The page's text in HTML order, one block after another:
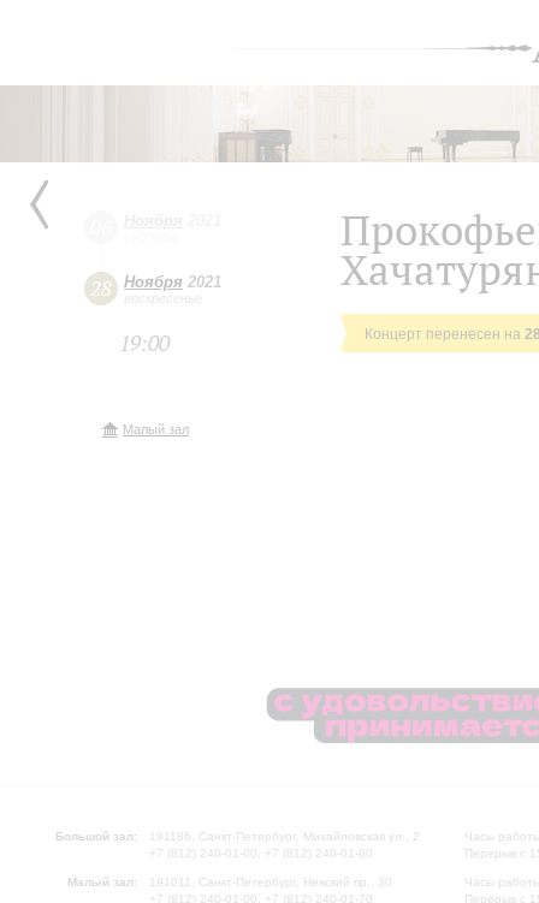
28 Ноября 2021
воскресенье
19:00
Малый зал
Концерт перенесен на
Большой зал:
191186, Санкт-Петербург, Михайловская ул., 2
+7 (812) 240-01-00, +7 (812) 240-01-80
Малый зал:
191011, Санкт-Петербург, Невский пр., 30
+7 (812) 240-01-00, +7 (812) 240-01-70
Часы
Перерыв с
Часы
Перерыв с